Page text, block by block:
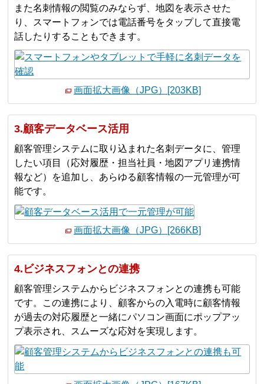
また名刺情報の閲覧のみならず、地図を表示させた
り、スマートフォンでは電話番号をタップして直接電
話したりすることもできます。
画面拡大画像（JPG）[203KB]
3.顧客データベース活用
顧客管理システムに取り込まれた名刺データに、管理
したい項目（応対履歴・担当社員・地図アプリ連携情
報など）を追加し、あらゆる顧客情報の一元管理が可
能です。
画面拡大画像（JPG）[266KB]
4.ビジネスフォンとの連携
顧客管理システムからビジネスフォンとの連携も可能
です。この連携により、顧客からの⼊電時に顧客情報
が過去の対応履歴と一緒にパソコン画⾯にポップアッ
プ表⽰され、スムーズな応対を実現します。